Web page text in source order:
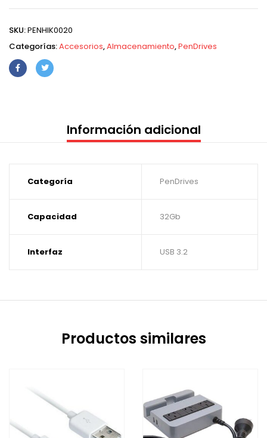
SKU:PENHIK0020
Categorías:Accesorios,Almacenamiento,PenDrives
Información adicional
Categoría PenDrives
Capacidad 32Gb
Interfaz USB 3.2
Productos similares